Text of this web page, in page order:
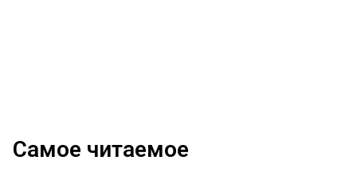
Самое читаемое